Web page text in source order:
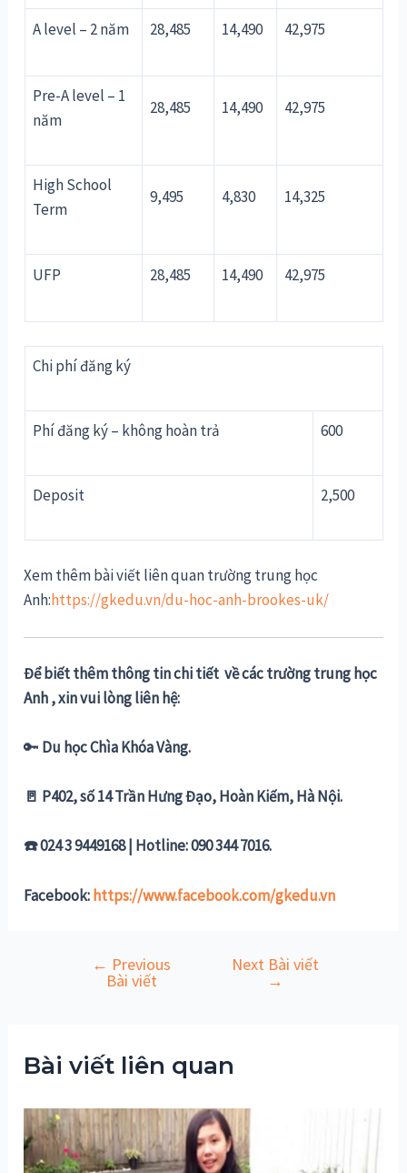
A level – 2 năm 28,485 14,490 42,975
Pre-A level – 1
năm
28,485 14,490 42,975
High School
Term
9,495 4,830 14,325
UFP 28,485 14,490 42,975
Chi phí đăng ký
Phí đăng ký – không hoàn trả 600
Deposit 2,500
Xem thêm bài viết liên quan trường trung học
Anh:https://gkedu.vn/du-hoc-anh-brookes-uk/
Để biết thêm thông tin chi tiết về các trường trung học
Anh , xin vui lòng liên hệ:
🔑 Du học Chìa Khóa Vàng.
🚪 P402, số 14 Trần Hưng Đạo, Hoàn Kiếm, Hà Nội.
☎️ 024 3 9449168 | Hotline: 090 344 7016.
Facebook:https://www.facebook.com/gkedu.vn
← Previous
Bài viết
Next Bài viết
→
Bài viết liên quan